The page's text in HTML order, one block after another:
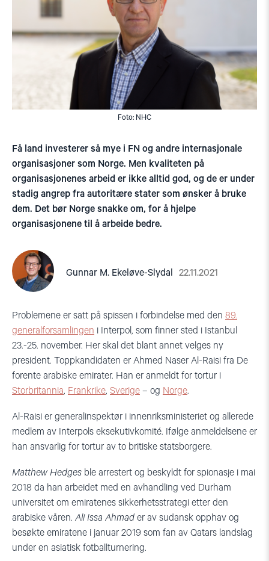
Foto: NHC
Få land investerer så mye i FN og andre internasjonale
organisasjoner som Norge. Men kvaliteten på
organisasjonenes arbeid er ikke alltid god, og de er under
stadig angrep fra autoritære stater som ønsker å bruke
dem. Det bør Norge snakke om, for å hjelpe
organisasjonene til å arbeide bedre.
Gunnar M. Ekeløve-Slydal 22.11.2021
Problemene er satt på spissen i forbindelse med den 89.
generalforsamlingen i Interpol, som finner sted i Istanbul
23.-25. november. Her skal det blant annet velges ny
president. Toppkandidaten er Ahmed Naser Al-Raisi fra De
forente arabiske emirater. Han er anmeldt for tortur i
Storbritannia, Frankrike, Sverige – og Norge.
Al-Raisi er generalinspektør i innenriksministeriet og allerede
medlem av Interpols eksekutivkomité. Ifølge anmeldelsene er
han ansvarlig for tortur av to britiske statsborgere.
Matthew Hedges ble arrestert og beskyldt for spionasje i mai
2018 da han arbeidet med en avhandling ved Durham
universitet om emiratenes sikkerhetsstrategi etter den
arabiske våren. Ali Issa Ahmad er av sudansk opphav og
besøkte emiratene i januar 2019 som fan av Qatars landslag
under en asiatisk fotballturnering.